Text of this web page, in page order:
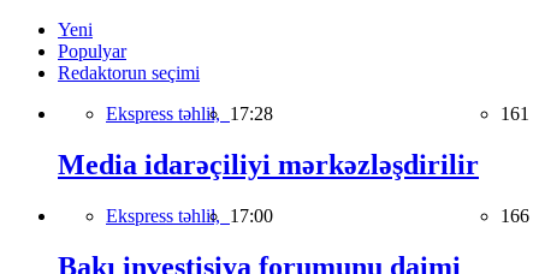
Yeni
Populyar
Redaktorun seçimi
Ekspress təhlil, 17:28 161
Media idarəçiliyi mərkəzləşdirilir
Ekspress təhlil, 17:00 166
Bakı investisiya forumunu daimi